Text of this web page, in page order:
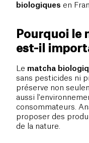
biologiques en
Pourquoi le
est-il
Le matcha
sans pesticides ni
préserve non
aussi
consommateurs.
proposer des
de la nature.